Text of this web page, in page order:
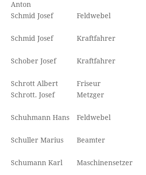
Anton
Schmid Josef Feldwebel
Schmid Josef
Kraftfahrer
Schober Josef
Kraftfahrer
Schrott Albert
Friseur
Schrott. Josef
Metzger
Schuhmann Hans
Feldwebel
Schuller Marius
Beamter
Schumann Karl
Maschinensetzer